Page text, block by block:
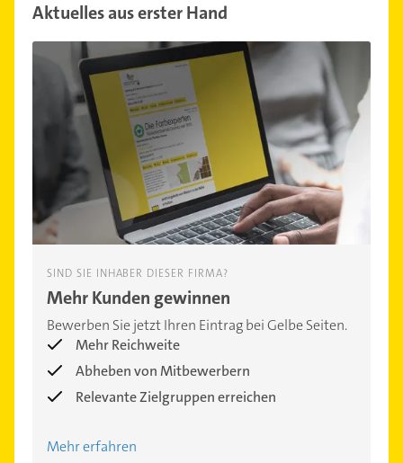
Aktuelles aus erster Hand
SIND SIE INHABER DIESER FIRMA?
Mehr Kunden gewinnen
Bewerben Sie jetzt Ihren Eintrag bei Gelbe Seiten.
Mehr Reichweite
Abheben von Mitbewerbern
Relevante Zielgruppen erreichen
Mehr erfahren